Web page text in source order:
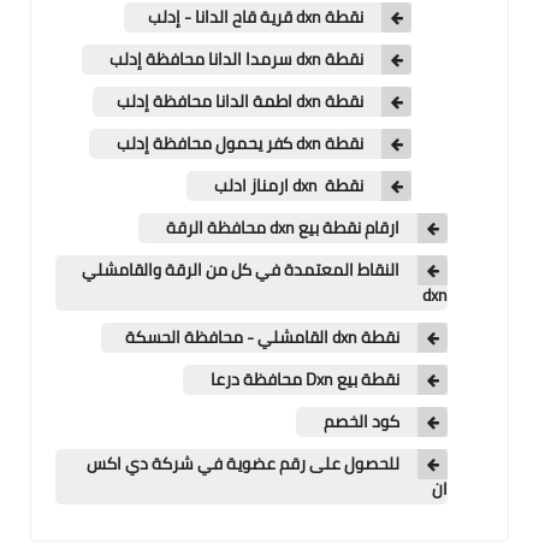
نقطة dxn قرية قاح الدانا - إدلب
نقطة dxn سرمدا الدانا محافظة إدلب
نقطة dxn اطمة الدانا محافظة إدلب
نقطة dxn كفر يحمول محافظة إدلب
نقطة dxn ارمناز ادلب
ارقام نقطة بيع dxn محافظة الرقة
النقاط المعتمدة في كل من الرقة والقامشلي
dxn
نقطة dxn القامشلي - محافظة الحسكة
نقطة بيع Dxn محافظة درعا
كود الخصم
للحصول على رقم عضوية في شركة دي اكس
ان